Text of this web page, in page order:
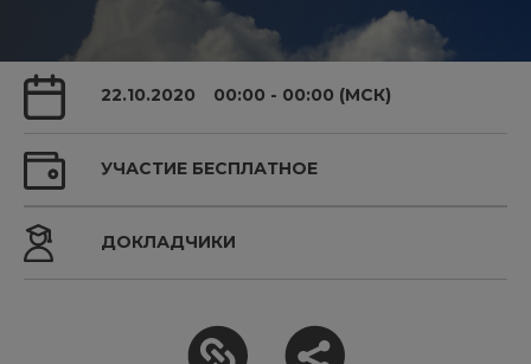
22.10.2020 00:00 - 00:00 (МСК)
УЧАСТИЕ БЕСПЛАТНОЕ
ДОКЛАДЧИКИ